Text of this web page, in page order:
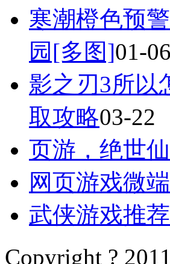
寒潮橙色预
园[多图]01-06
影之刃3所以
取攻略03-22
页游，绝世
网页游戏微
武侠游戏推
Copyright ?